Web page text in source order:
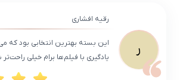
ر
رقیه افشاری
این بسته بهترین انتخابی بود که
یادگیری با فیلم‌ها برام خیلی